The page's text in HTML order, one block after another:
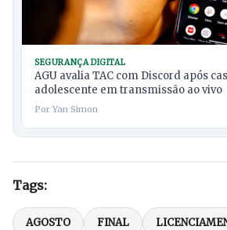
SEGURANÇA DIGITAL
AGU avalia TAC com Discord após
adolescente em transmissão ao vivo
Por Yan Simon
Tags:
AGOSTO FINAL